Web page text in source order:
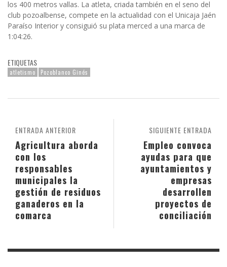
los 400 metros vallas. La atleta, criada también en el seno del
club pozoalbense, compete en la actualidad con el Unicaja Jaén
Paraíso Interior y consiguió su plata merced a una marca de
1:04:26.
ETIQUETAS
atletismo Pozoblanco Ginés
SIGUIENTE ENTRADA
Empleo convoca
ayudas para que
ayuntamientos y
empresas
desarrollen
proyectos de
conciliación
ENTRADA ANTERIOR
Agricultura aborda
con los
responsables
municipales la
gestión de residuos
ganaderos en la
comarca